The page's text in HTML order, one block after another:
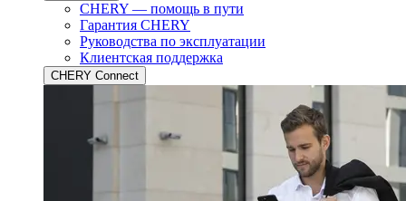
CHERY — помощь в пути
Гарантия CHERY
Руководства по эксплуатации
Клиентская поддержка
CHERY Connect